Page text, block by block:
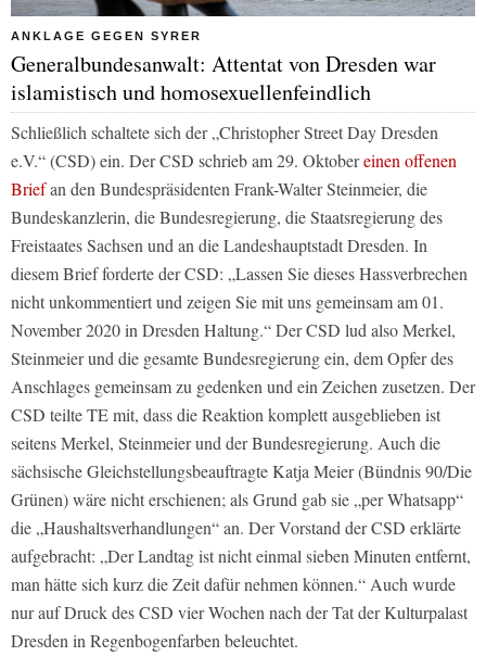
ANKLAGE GEGEN SYRER
Generalbundesanwalt: Attentat von Dresden war
islamistisch und homosexuellenfeindlich
Schließlich schaltete sich der „Christopher Street Day Dresden
e.V.“ (CSD) ein. Der CSD schrieb am 29. Oktobereinen offenen
Briefan den Bundespräsidenten Frank-Walter Steinmeier, die
Bundeskanzlerin, die Bundesregierung, die Staatsregierung des
Freistaates Sachsen und an die Landeshauptstadt Dresden. In
diesem Brief forderte der CSD: „Lassen Sie dieses Hassverbrechen
nicht unkommentiert und zeigen Sie mit uns gemeinsam am 01.
November 2020 in Dresden Haltung.“ Der CSD lud also Merkel,
Steinmeier und die gesamte Bundesregierung ein, dem Opfer des
Anschlages gemeinsam zu gedenken und ein Zeichen zusetzen. Der
CSD teilteTEmit, dass die Reaktion komplett ausgeblieben ist
seitens Merkel, Steinmeier und der Bundesregierung. Auch die
sächsische Gleichstellungsbeauftragte Katja Meier (Bündnis 90/Die
Grünen) wäre nicht erschienen; als Grund gab sie „per Whatsapp“
die „Haushaltsverhandlungen“ an. Der Vorstand der CSD erklärte
aufgebracht: „Der Landtag ist nicht einmal sieben Minuten entfernt,
man hätte sich kurz die Zeit dafür nehmen können.“ Auch wurde
nur auf Druck des CSD vier Wochen nach der Tat der Kulturpalast
Dresden in Regenbogenfarben beleuchtet.